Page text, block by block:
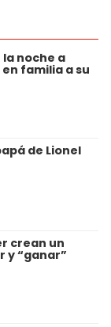
la noche a
familia a su
de Lionel
crean un
y “ganar”